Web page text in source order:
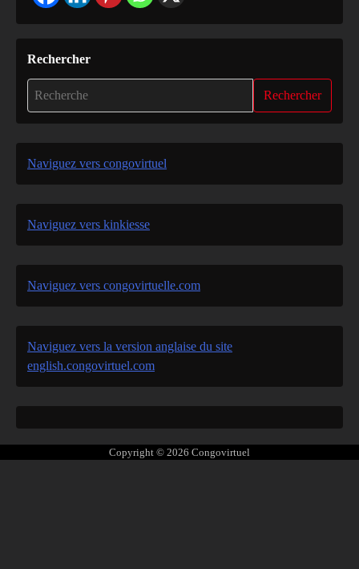
Rechercher
Rechercher
Naviguez vers congovirtuel
Naviguez vers kinkiesse
Naviguez vers congovirtuelle.com
Naviguez vers la version anglaise du site
english.congovirtuel.com
Copyright © 2026 Congovirtuel